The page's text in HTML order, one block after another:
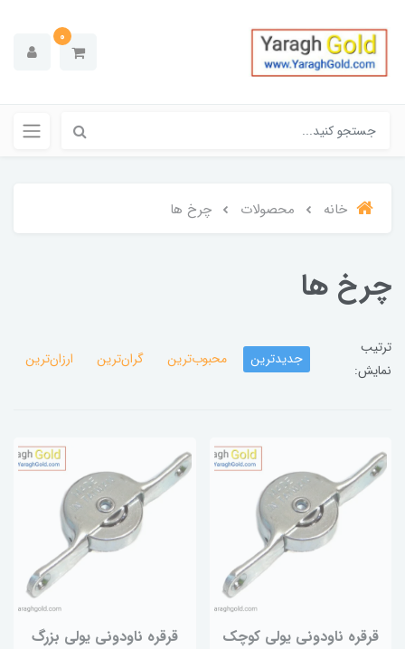
0
خانه محصولات چرخ ها
چرخ ها
ترتیب
نمایش:
جدیدترین محبوب‌ترین گران‌ترین ارزان‌ترین
قرقره ناودونی یولی کوچک
قرقره ناودونی یولی بزرگ